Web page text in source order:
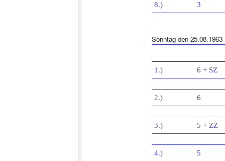
8.) 3
Sonntag den 25.08.1963
1.) 6 + SZ
2.) 6
3.) 5 + ZZ
4.) 5